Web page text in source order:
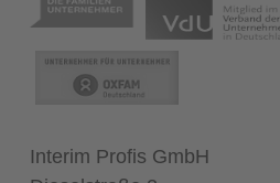
Interim Profis GmbH